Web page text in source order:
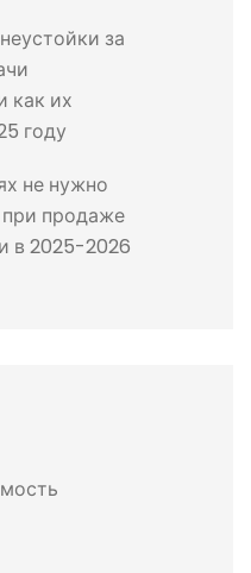
за
как их
году
не нужно
при продаже
в 2025-2026